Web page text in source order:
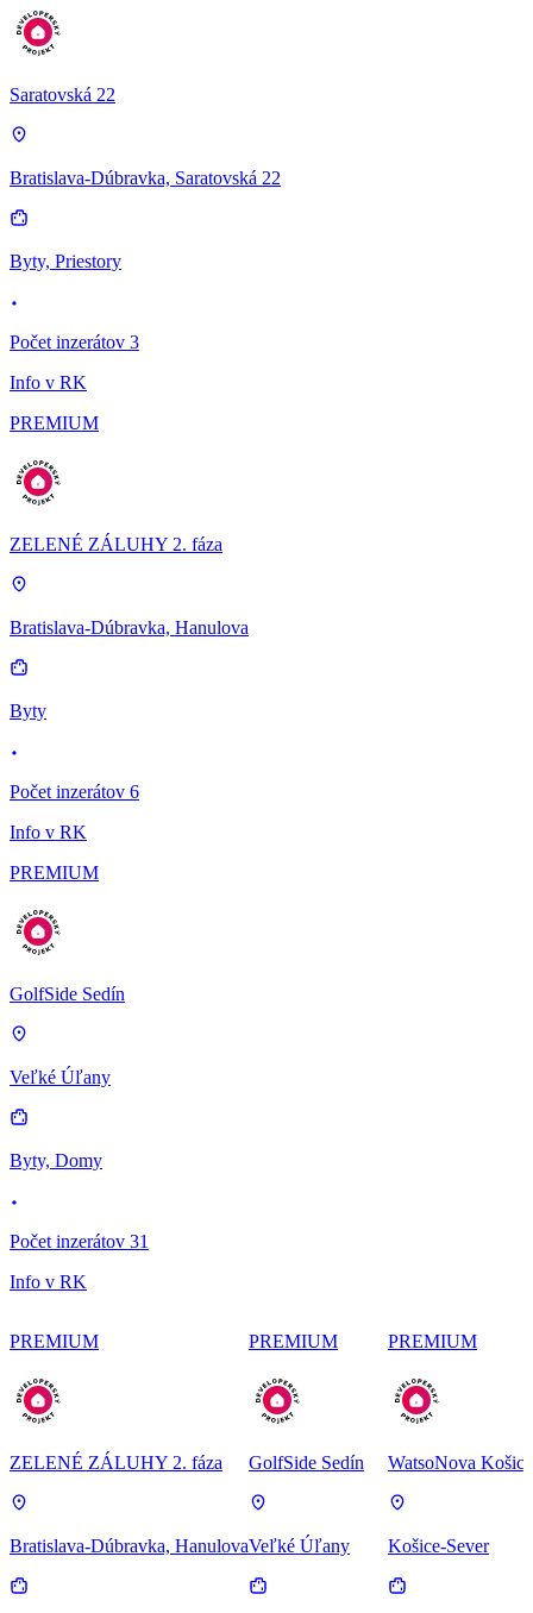
Saratovská 22
Bratislava-Dúbravka, Saratovská 22
Byty, Priestory
Počet inzerátov 3
Info v RK
PREMIUM
ZELENÉ ZÁLUHY 2. fáza
Bratislava-Dúbravka, Hanulova
Byty
Počet inzerátov 6
Info v RK
PREMIUM
GolfSide Sedín
Veľké Úľany
Byty, Domy
Počet inzerátov 31
Info v RK
PREMIUM
ZELENÉ ZÁLUHY 2. fáza
Bratislava-Dúbravka, Hanulova
PREMIUM
GolfSide Sedín
Veľké Úľany
PREMIUM
WatsoNova Košice
Košice-Sever